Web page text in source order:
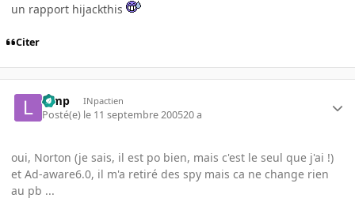
un rapport hijackthis
Citer
Limp INpactien
Posté(e) le 11 septembre 200520 a
oui, Norton (je sais, il est po bien, mais c'est le seul que j'ai !)
et Ad-aware6.0, il m'a retiré des spy mais ca ne change rien
au pb ...